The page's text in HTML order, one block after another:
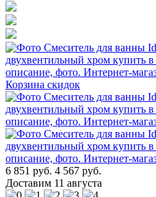
Корзина скидок
6 851 руб. 4 567 руб.
Доставим 11 августа